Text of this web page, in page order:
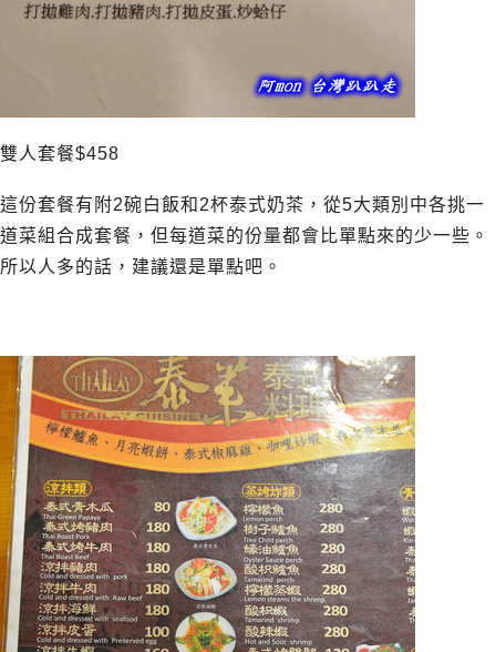
雙人套餐$458
這份套餐有附2碗白飯和2杯泰式奶茶，從5大類別中各挑一
道菜組合成套餐，但每道菜的份量都會比單點來的少一些。
所以人多的話，建議還是單點吧。